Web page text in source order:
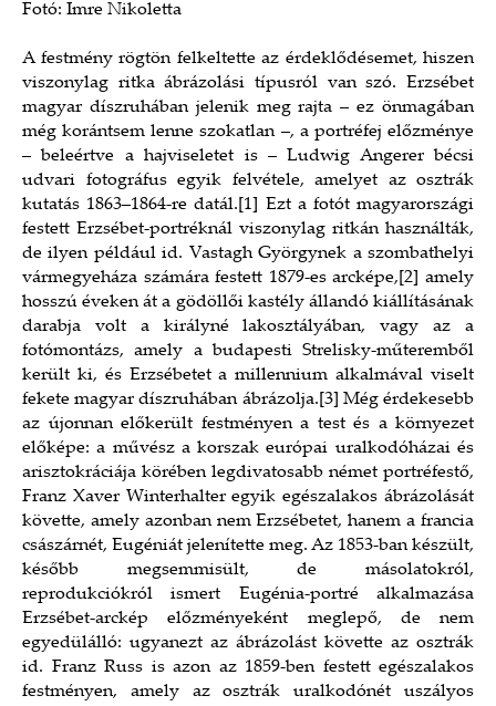
Fotó: Imre Nikoletta
A festmény rögtön felkeltette az érdeklődésemet, hiszen
viszonylag ritka ábrázolási típusról van szó. Erzsébet
magyar díszruhában jelenik meg rajta – ez önmagában
még korántsem lenne szokatlan –, a portréfej előzménye
– beleértve a hajviseletet is – Ludwig Angerer bécsi
udvari fotográfus egyik felvétele, amelyet az osztrák
kutatás 1863–1864-re datál.[1] Ezt a fotót magyarországi
festett Erzsébet-portréknál viszonylag ritkán használták,
de ilyen például id. Vastagh Györgynek a szombathelyi
vármegyeháza számára festett 1879-es arcképe,[2] amely
hosszú éveken át a gödöllői kastély állandó kiállításának
darabja volt a királyné lakosztályában, vagy az a
fotómontázs, amely a budapesti Strelisky-műteremből
került ki, és Erzsébetet a millennium alkalmával viselt
fekete magyar díszruhában ábrázolja.[3] Még érdekesebb
az újonnan előkerült festményen a test és a környezet
előképe: a művész a korszak európai uralkodóházai és
arisztokráciája körében legdivatosabb német portréfestő,
Franz Xaver Winterhalter egyik egészalakos ábrázolását
követte, amely azonban nem Erzsébetet, hanem a francia
császárnét, Eugéniát jelenítette meg. Az 1853-ban készült,
később megsemmisült, de másolatokról,
reprodukciókról ismert Eugénia-portré alkalmazása
Erzsébet-arckép előzményeként meglepő, de nem
egyedülálló: ugyanezt az ábrázolást követte az osztrák
id. Franz Russ is azon az 1859-ben festett egészalakos
festményen, amely az osztrák uralkodónét uszályos